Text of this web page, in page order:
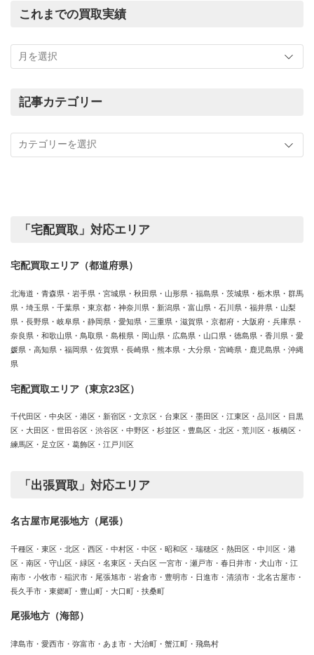
これまでの買取実績
ま
の
績
記事カテゴリー
カ
「宅配買取」対応エリア
宅配買取エリア（都道府県）
北海道・青森県・岩手県・宮城県・秋田県・山形県・福島県・茨城県・栃木県・群馬
県・埼玉県・千葉県・東京都・神奈川県・新潟県・富山県・石川県・福井県・山梨
県・長野県・岐阜県・静岡県・愛知県・三重県・滋賀県・京都府・大阪府・兵庫県・
奈良県・和歌山県・鳥取県・島根県・岡山県・広島県・山口県・徳島県・香川県・愛
媛県・高知県・福岡県・佐賀県・長崎県・熊本県・大分県・宮崎県・鹿児島県・沖縄
県
宅配買取エリア（東京23区）
千代田区・中央区・港区・新宿区・文京区・台東区・墨田区・江東区・品川区・目黒
区・大田区・世田谷区・渋谷区・中野区・杉並区・豊島区・北区・荒川区・板橋区・
練馬区・足立区・葛飾区・江戸川区
「出張買取」対応エリア
名古屋市尾張地方（尾張）
千種区・東区・北区・西区・中村区・中区・昭和区・瑞穂区・熱田区・中川区・港
区・南区・守山区・緑区・名東区・天白区 一宮市・瀬戸市・春日井市・犬山市・江
南市・小牧市・稲沢市・尾張旭市・岩倉市・豊明市・日進市・清須市・北名古屋市・
長久手市・東郷町・豊山町・大口町・扶桑町
尾張地方（海部）
津島市・愛西市・弥富市・あま市・大治町・蟹江町・飛島村